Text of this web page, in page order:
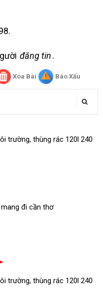
đăng tin.
Xóa Bài Báo Xấu
trường, thùng rác 120l 240
đi cần thơ
trường, thùng rác 120l 240